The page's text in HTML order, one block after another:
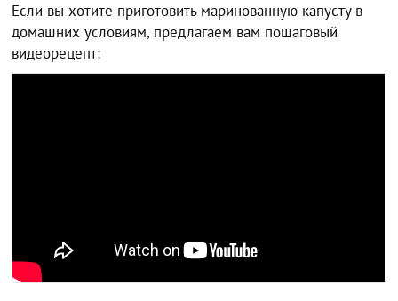
Если вы хотите приготовить маринованную капусту в
домашних условиям, предлагаем вам пошаговый
видеорецепт: